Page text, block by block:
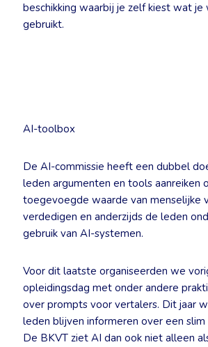
beschikking waarbij je zelf kiest wat
gebruikt.
AI-toolbox
De AI-commissie heeft een dubbel
leden argumenten en tools aanreiken
toegevoegde waarde van menselijke
verdedigen en anderzijds de leden
gebruik van AI-systemen.
Voor dit laatste organiseerden we
opleidingsdag met onder andere
over prompts voor vertalers. Dit jaar
leden blijven informeren over een slim
De BKVT ziet AI dan ook niet alleen